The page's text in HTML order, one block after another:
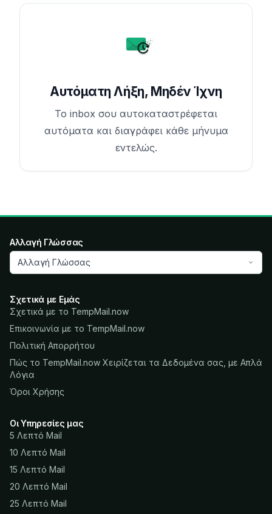
Αυτόματη Λήξη, Μηδέν Ίχνη
Το inbox σου αυτοκαταστρέφεται
αυτόματα και διαγράφει κάθε μήνυμα
εντελώς.
Αλλαγή Γλώσσας
Αλλαγή Γλώσσας
Σχετικά με Εμάς
Σχετικά με το TempMail.now
Επικοινωνία με το TempMail.now
Πολιτική Απορρήτου
Πώς το TempMail.now Χειρίζεται τα Δεδομένα σας, με Απλά
Λόγια
Όροι Χρήσης
Οι Υπηρεσίες μας
5 Λεπτό Mail
10 Λεπτό Mail
15 Λεπτό Mail
20 Λεπτό Mail
25 Λεπτό Mail